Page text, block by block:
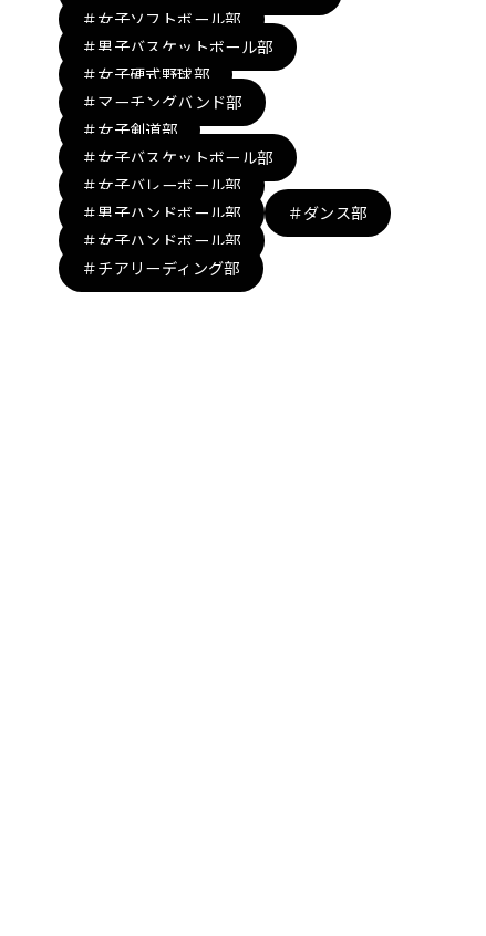
＃女子ソフトボール部
＃男子バスケットボール部
＃女子硬式野球部
＃マーチングバンド部
＃女子剣道部
＃女子バスケットボール部
＃女子バレーボール部
＃男子ハンドボール部
＃ダンス部
＃女子ハンドボール部
＃チアリーディング部